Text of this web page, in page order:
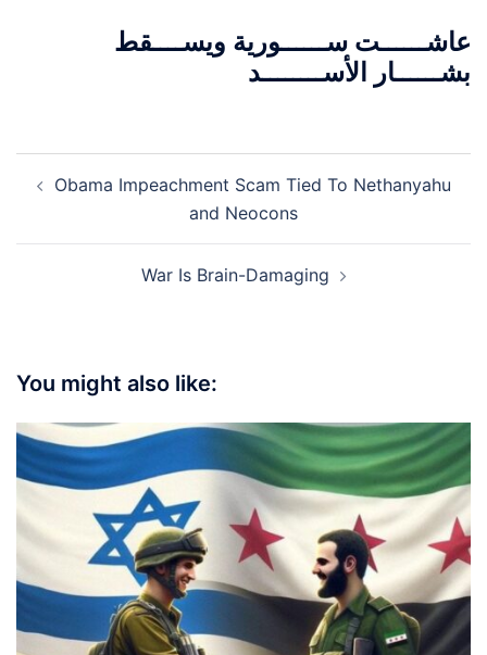
عاشــــــت ســــــورية ويســــقط
بشــــــار الأســــــــد
navigation
Obama Impeachment Scam Tied To Nethanyahu
and Neocons
War Is Brain-Damaging
You might also like: